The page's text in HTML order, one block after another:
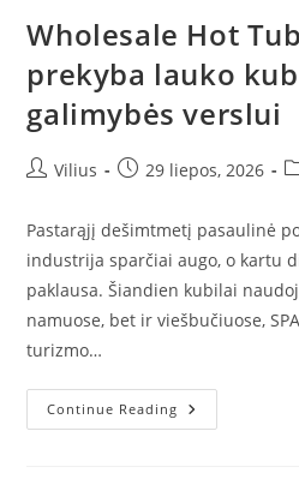
Wholesale Hot
prekyba lauko
galimybės verslui
PostVilius
Post29 liepos, 2026
Pastarąjį dešimtmetį pasaulinė
industrija sparčiai augo, o kartu
paklausa. Šiandien kubilai
namuose, bet ir viešbučiuose,
turizmo…
Continue Reading Wholesale
Hot